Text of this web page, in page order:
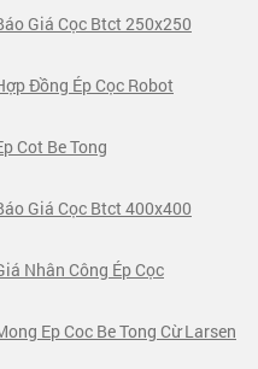
Giá Cọc Btct 250x250
Đồng Ép Cọc Robot
Cot Be Tong
Giá Cọc Btct 400x400
Nhân Công Ép Cọc
Ep Coc Be Tong Cừ Larsen